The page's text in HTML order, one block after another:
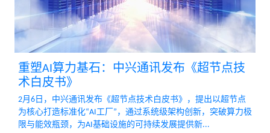
重塑AI算力基石：中兴通讯发布《超节点技
术白皮书》
2月6日，中兴通讯发布《超节点技术白皮书》，提出以超节点
为核心打造标准化“AI工厂”，通过系统级架构创新，突破算力极
限与能效瓶颈，为AI基础设施的可持续发展提供新...